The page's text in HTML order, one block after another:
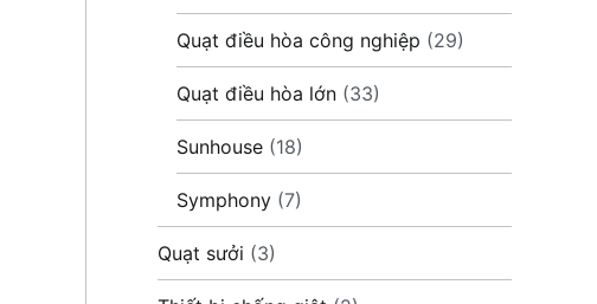
Quạt điều hòa công nghiệp (29)
Quạt điều hòa lớn (33)
Sunhouse (18)
Symphony (7)
Quạt sưởi (3)